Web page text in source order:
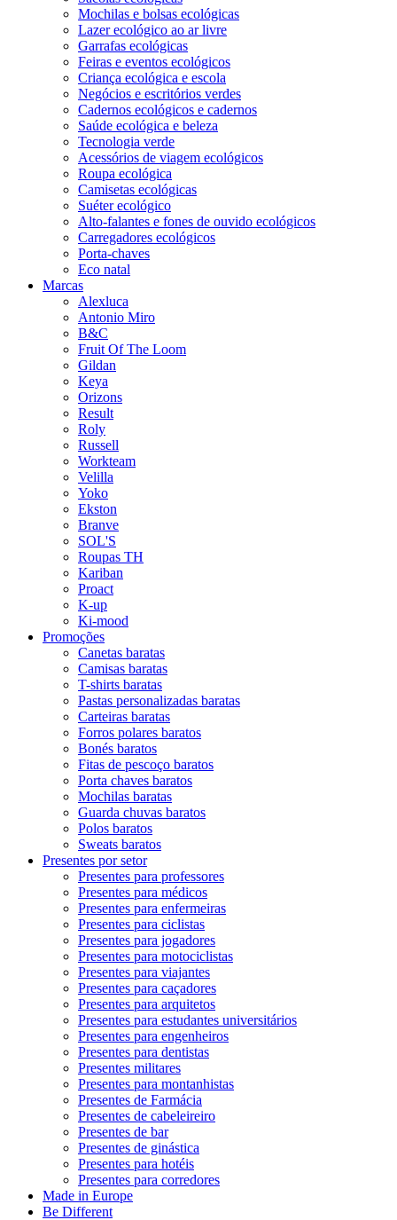
Mochilas e bolsas ecológicas
Lazer ecológico ao ar livre
Garrafas ecológicas
Feiras e eventos ecológicos
Criança ecológica e escola
Negócios e escritórios verdes
Cadernos ecológicos e cadernos
Saúde ecológica e beleza
Tecnologia verde
Acessórios de viagem ecológicos
Roupa ecológica
Camisetas ecológicas
Suéter ecológico
Alto-falantes e fones de ouvido ecológicos
Carregadores ecológicos
Porta-chaves
Eco natal
Marcas
Alexluca
Antonio Miro
B&C
Fruit Of The Loom
Gildan
Keya
Orizons
Result
Roly
Russell
Workteam
Velilla
Yoko
Ekston
Branve
SOL'S
Roupas TH
Kariban
Proact
K-up
Ki-mood
Promoções
Canetas baratas
Camisas baratas
T-shirts baratas
Pastas personalizadas baratas
Carteiras baratas
Forros polares baratos
Bonés baratos
Fitas de pescoço baratos
Porta chaves baratos
Mochilas baratas
Guarda chuvas baratos
Polos baratos
Sweats baratos
Presentes por setor
Presentes para professores
Presentes para médicos
Presentes para enfermeiras
Presentes para ciclistas
Presentes para jogadores
Presentes para motociclistas
Presentes para viajantes
Presentes para caçadores
Presentes para arquitetos
Presentes para estudantes universitários
Presentes para engenheiros
Presentes para dentistas
Presentes militares
Presentes para montanhistas
Presentes de Farmácia
Presentes de cabeleireiro
Presentes de bar
Presentes de ginástica
Presentes para hotéis
Presentes para corredores
Made in Europe
Be Different